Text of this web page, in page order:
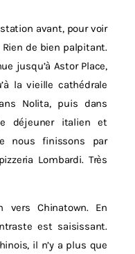
avant, pour voir
de bien palpitant.
jusqu’à Astor Place,
la vieille cathédrale
Nolita, puis dans
déjeuner italien et
nous finissons par
Lombardi. Très
vers Chinatown. En
est saisissant.
il n’y a plus que